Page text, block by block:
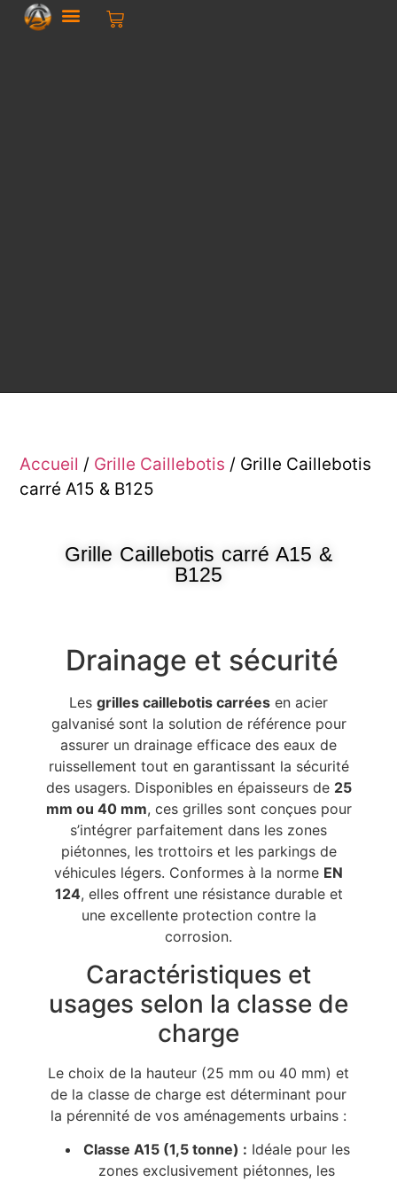
Accueil / Grille Caillebotis / Grille Caillebotis
carré A15 & B125
Grille Caillebotis carré A15 &
B125
Drainage et sécurité
Les grilles caillebotis carrées en acier
galvanisé sont la solution de référence pour
assurer un drainage efficace des eaux de
ruissellement tout en garantissant la sécurité
des usagers. Disponibles en épaisseurs de 25
mm ou 40 mm, ces grilles sont conçues pour
s’intégrer parfaitement dans les zones
piétonnes, les trottoirs et les parkings de
véhicules légers. Conformes à la norme EN
124, elles offrent une résistance durable et
une excellente protection contre la
corrosion.
Caractéristiques et
usages selon la classe de
charge
Le choix de la hauteur (25 mm ou 40 mm) et
de la classe de charge est déterminant pour
la pérennité de vos aménagements urbains :
Classe A15 (1,5 tonne) : Idéale pour les
zones exclusivement piétonnes, les